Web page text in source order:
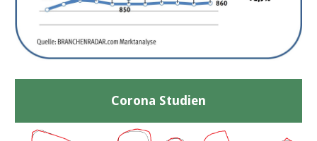
Corona Studien